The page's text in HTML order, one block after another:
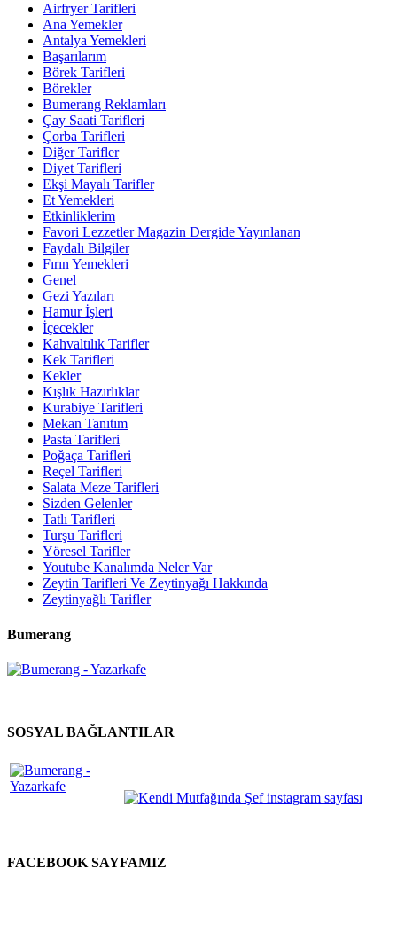
Airfryer Tarifleri
Ana Yemekler
Antalya Yemekleri
Başarılarım
Börek Tarifleri
Börekler
Bumerang Reklamları
Çay Saati Tarifleri
Çorba Tarifleri
Diğer Tarifler
Diyet Tarifleri
Ekşi Mayalı Tarifler
Et Yemekleri
Etkinliklerim
Favori Lezzetler Magazin Dergide Yayınlanan
Faydalı Bilgiler
Fırın Yemekleri
Genel
Gezi Yazıları
Hamur İşleri
İçecekler
Kahvaltılık Tarifler
Kek Tarifleri
Kekler
Kışlık Hazırlıklar
Kurabiye Tarifleri
Mekan Tanıtım
Pasta Tarifleri
Poğaça Tarifleri
Reçel Tarifleri
Salata Meze Tarifleri
Sizden Gelenler
Tatlı Tarifleri
Turşu Tarifleri
Yöresel Tarifler
Youtube Kanalımda Neler Var
Zeytin Tarifleri Ve Zeytinyağı Hakkında
Zeytinyağlı Tarifler
Bumerang
SOSYAL BAĞLANTILAR
FACEBOOK SAYFAMIZ